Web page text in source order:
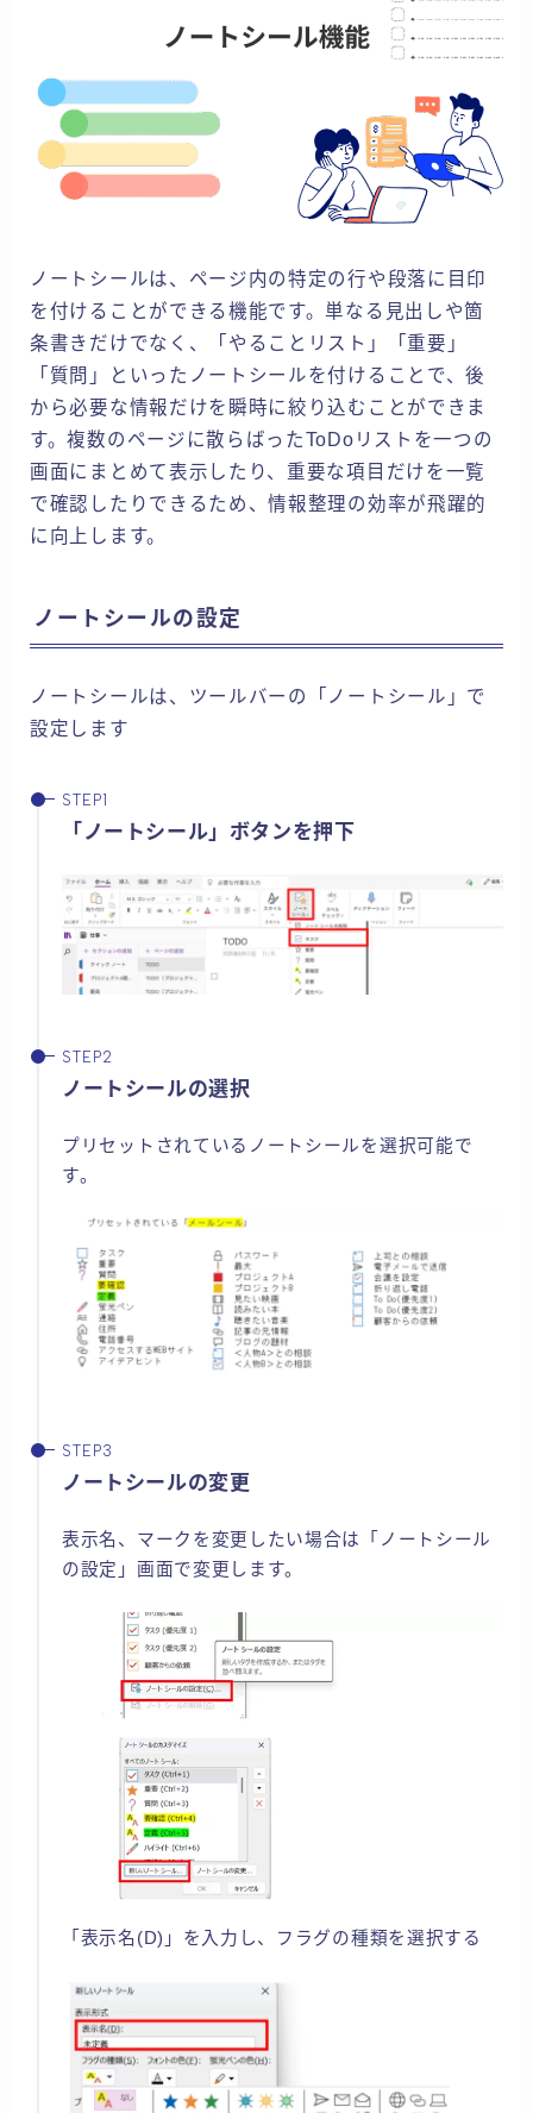
ノートシールは、ページ内の特定の行や段落に目印
を付けることができる機能です。単なる見出しや箇
条書きだけでなく、「やることリスト」「重要」
「質問」といったノートシールを付けることで、後
から必要な情報だけを瞬時に絞り込むことができま
す。複数のページに散らばったToDoリストを一つの
画面にまとめて表示したり、重要な項目だけを一覧
で確認したりできるため、情報整理の効率が飛躍的
に向上します。
ノートシールの設定
ノートシールは、ツールバーの「ノートシール」で
設定します
「ノートシール」ボタンを押下
ノートシールの選択
プリセットされているノートシールを選択可能で
す。
ノートシールの変更
表示名、マークを変更したい場合は「ノートシール
の設定」画面で変更します。
「表示名(D)」を入力し、フラグの種類を選択する